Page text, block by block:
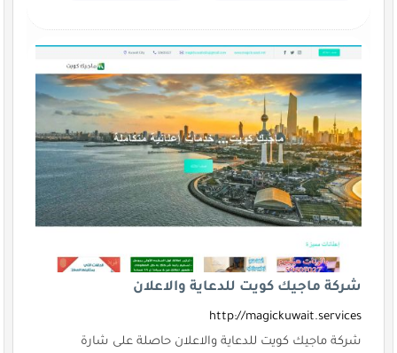
شركة ماجيك كويت للدعاية والاعلان
http://magickuwait.services
شركة ماجيك كويت للدعاية والاعلان حاصلة على شارة